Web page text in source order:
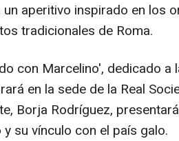
aperitivo inspirado en los
tradicionales de Roma.
con Marcelino', dedicado a
en la sede de la Real
Borja Rodríguez,
su vínculo con el país galo.